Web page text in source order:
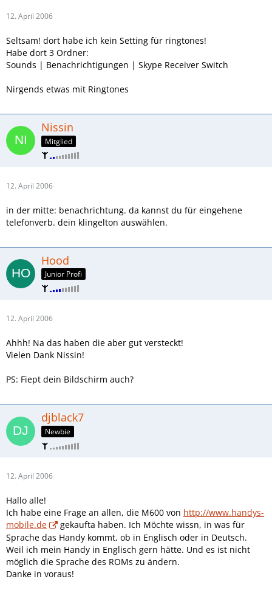
12. April 2006
Seltsam! dort habe ich kein Setting für ringtones!
Habe dort 3 Ordner:
Sounds | Benachrichtigungen | Skype Receiver Switch
Nirgends etwas mit Ringtones
Nissin
Mitglied
12. April 2006
in der mitte: benachrichtung. da kannst du für eingehene
telefonverb. dein klingelton auswählen.
Hood
Junior Profi
12. April 2006
Ahhh! Na das haben die aber gut versteckt!
Vielen Dank Nissin!
PS: Fiept dein Bildschirm auch?
djblack7
Newbie
12. April 2006
Hallo alle!
Ich habe eine Frage an allen, die M600 von http://www.handys-
mobile.de
gekaufta haben. Ich Möchte wissn, in was für
Sprache das Handy kommt, ob in Englisch oder in Deutsch.
Weil ich mein Handy in Englisch gern hätte. Und es ist nicht
möglich die Sprache des ROMs zu ändern.
Danke in voraus!